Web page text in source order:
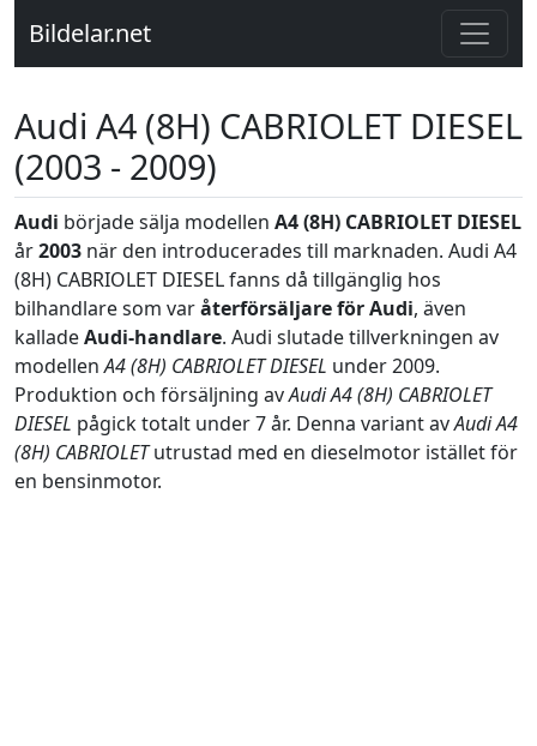
Bildelar.net
Audi A4 (8H) CABRIOLET DIESEL
(2003 - 2009)
Audi började sälja modellen A4 (8H) CABRIOLET DIESEL
år2003 när den introducerades till marknaden. Audi A4
(8H) CABRIOLET DIESEL fanns då tillgänglig hos
bilhandlare som varåterförsäljare för Audi, även
kalladeAudi-handlare. Audi slutade tillverkningen av
modellenA4 (8H) CABRIOLET DIESEL under 2009.
Produktion och försäljning avAudi A4 (8H) CABRIOLET
DIESEL pågick totalt under 7 år. Denna variant avAudi A4
(8H) CABRIOLETutrustad med en dieselmotor istället för
en bensinmotor.